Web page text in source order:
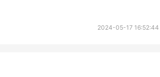
2024-05-17 16:52:44
低门槛入手7件套